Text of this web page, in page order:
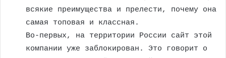
всякие преимущества и прелести, почему она
самая топовая и классная.
Во-первых, на территории России сайт этой
компании уже заблокирован. Это говорит о